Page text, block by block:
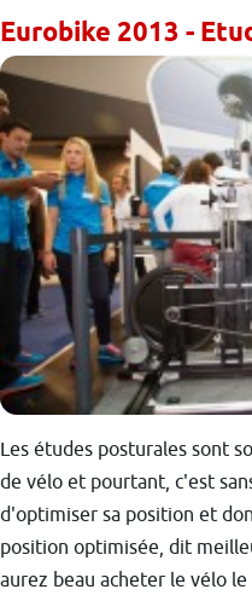
Eurobike 2013 -
Les études posturales sont
de vélo et pourtant, c'est
d'optimiser sa position et
position optimisée, dit
aurez beau acheter le vélo